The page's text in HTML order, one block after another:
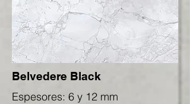
Belvedere Black
Espesores: 6 y 12 mm